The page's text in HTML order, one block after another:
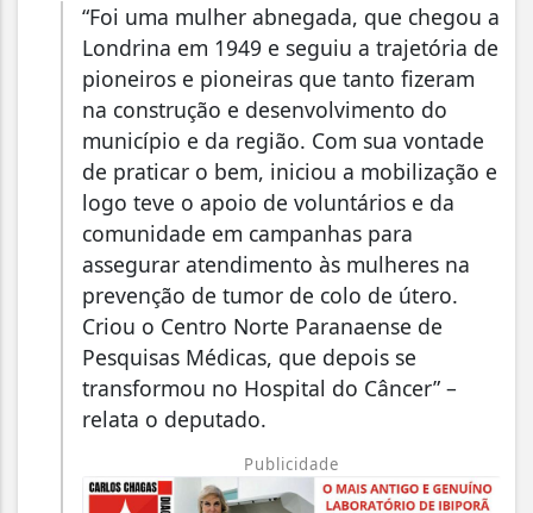
“Foi uma mulher abnegada, que chegou a
Londrina em 1949 e seguiu a trajetória de
pioneiros e pioneiras que tanto fizeram
na construção e desenvolvimento do
município e da região. Com sua vontade
de praticar o bem, iniciou a mobilização e
logo teve o apoio de voluntários e da
comunidade em campanhas para
assegurar atendimento às mulheres na
prevenção de tumor de colo de útero.
Criou o Centro Norte Paranaense de
Pesquisas Médicas, que depois se
transformou no Hospital do Câncer” –
relata o deputado.
Publicidade